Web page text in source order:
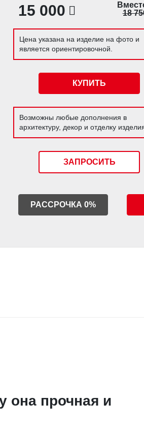
15 000
18
Цена указана на изделие на фото и
является ориентировочной.
КУПИТЬ
Возможны любые дополнения в
архитектуру, декор и отделку
ЗАПРОСИТЬ
РАССРОЧКА 0%
она прочная и